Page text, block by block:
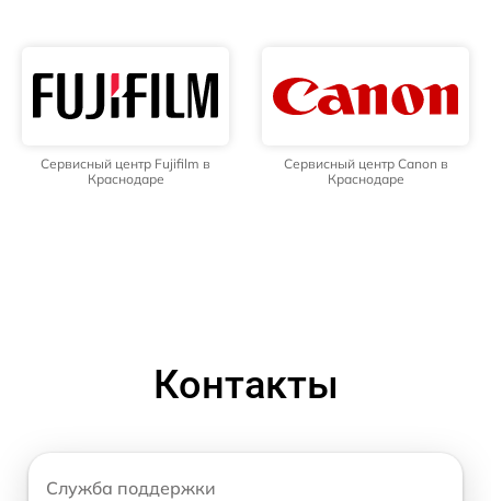
Сервисный центр Fujifilm в
Краснодаре
Сервисный центр Canon в
Краснодаре
Контакты
Служба поддержки